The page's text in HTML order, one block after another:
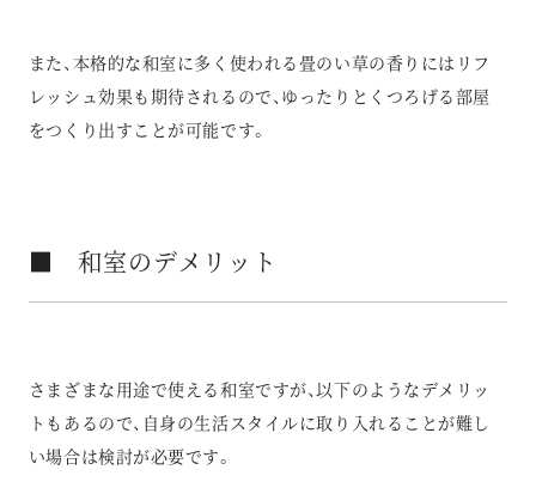
また、本格的な和室に多く使われる畳のい草の香りにはリフ
レッシュ効果も期待されるので、ゆったりとくつろげる部屋
をつくり出すことが可能です。
■ 和室のデメリット
さまざまな用途で使える和室ですが、以下のようなデメリッ
トもあるので、自身の生活スタイルに取り入れることが難し
い場合は検討が必要です。